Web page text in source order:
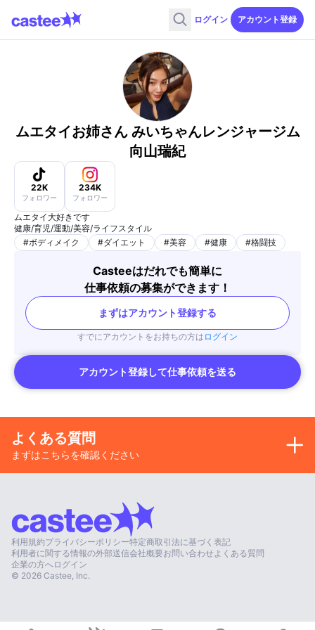
ログイン アカウント登録
ムエタイお姉さん みいちゃんレンジャージム
向山瑞紀
22K
フォロワー
234K
フォロワー
ムエタイ大好きです
健康/育児/運動/美容/ライフスタイル
#ボディメイク #ダイエット #美容 #健康 #格闘技
Casteeはだれでも簡単に
仕事依頼の募集ができます！
まずはアカウント登録する
すでにアカウントをお持ちの方は ログイン
アカウント登録して仕事依頼を送る
よくある質問
まずはこちらを確認ください
利用規約プライバシーポリシー特定商取引法に基づく表記
利用者に関する情報の外部送信会社概要お問い合わせ よくある質問
企業の方へログイン
© 2026 Castee, Inc.